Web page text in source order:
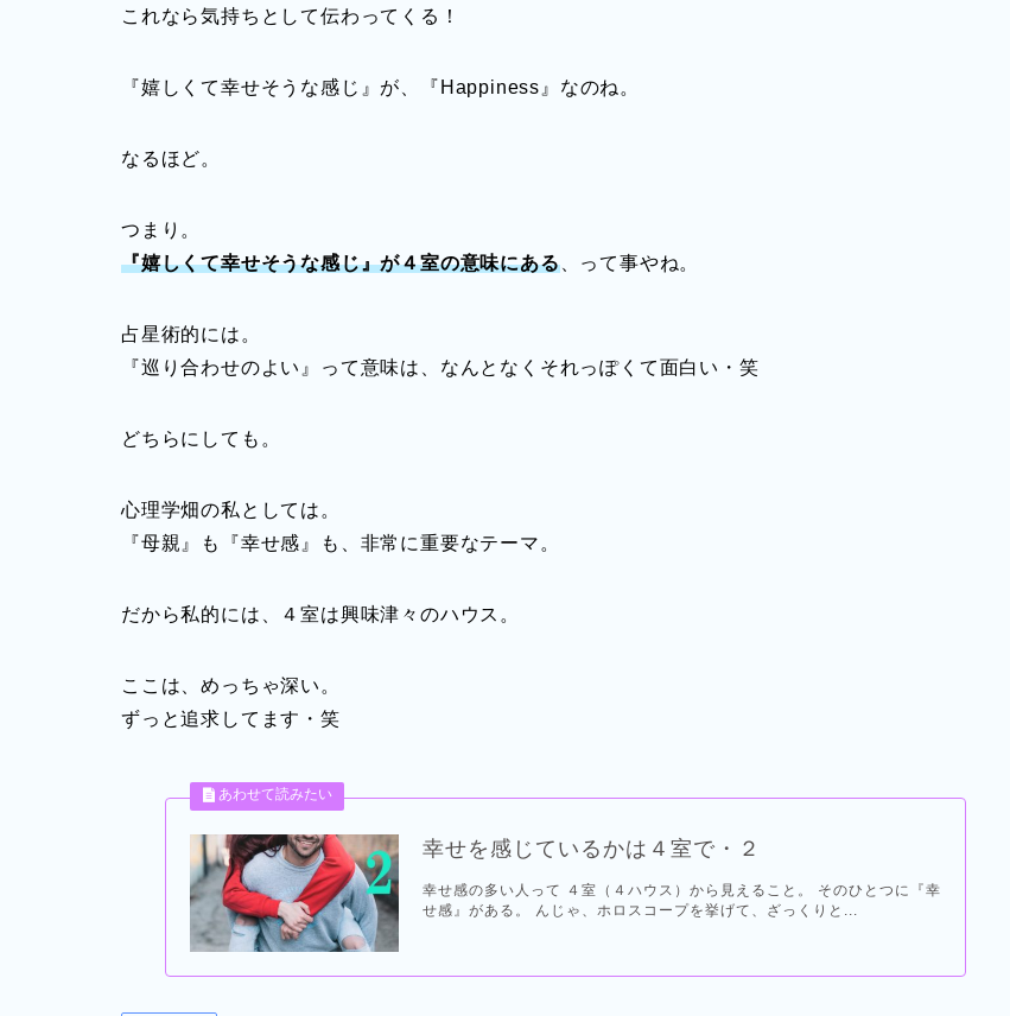
これなら気持ちとして伝わってくる！
『嬉しくて幸せそうな感じ』が、『Happiness』なのね。
なるほど。
つまり。
『嬉しくて幸せそうな感じ』が４室の意味にある、って事やね。
占星術的には。
『巡り合わせのよい』って意味は、なんとなくそれっぽくて面白い・笑
どちらにしても。
心理学畑の私としては。
『母親』も『幸せ感』も、非常に重要なテーマ。
だから私的には、４室は興味津々のハウス。
ここは、めっちゃ深い。
ずっと追求してます・笑
幸せを感じているかは４室で・２
幸せ感の多い人って ４室（４ハウス）から見えること。 そのひとつに『幸
せ感』がある。 んじゃ、ホロスコープを挙げて、ざっくりと...